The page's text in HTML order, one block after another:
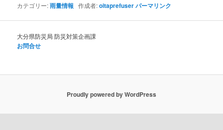
カテゴリー:雨量情報 作成者:oitaprefuserパーマリンク
大分県防災局 防災対策企画課
お問合せ
Proudly powered by WordPress